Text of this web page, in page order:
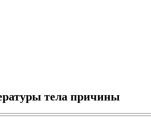
тела причины